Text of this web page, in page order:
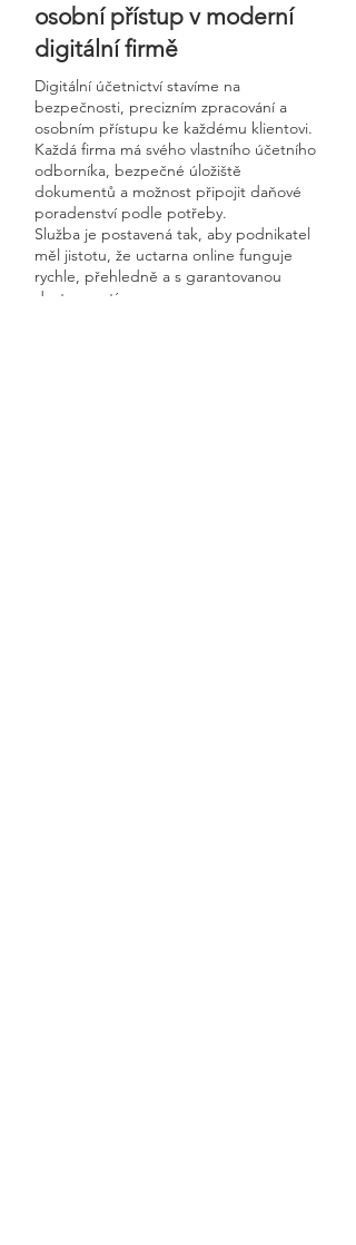
osobní přístup v moderní
digitální firmě
Digitální účetnictví stavíme na
bezpečnosti, precizním zpracování a
osobním přístupu ke každému klientovi.
Každá firma má svého vlastního účetního
odborníka, bezpečné úložiště
dokumentů a možnost připojit daňové
poradenství podle potřeby.
Služba je postavená tak, aby podnikatel
měl jistotu, že uctarna online funguje
rychle, přehledně a s garantovanou
dostupností.